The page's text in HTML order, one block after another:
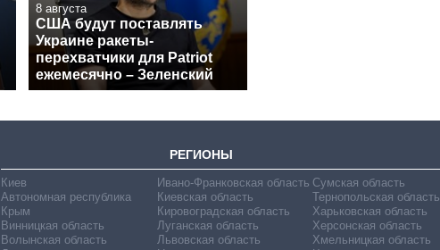
8 августа
США будут поставлять
Украине ракеты-
перехватчики для Patriot
ежемесячно – Зеленский
РЕГИОНЫ
Киев
Автономная республика
Крым
Винницкая область
Волынская область
Ивано-Франковская область
Киевская область
Кировоградская область
Луганская область
Львовская область
Сумская область
Тернопольская область
Харьковская область
Херсонская область
Хмельницкая область